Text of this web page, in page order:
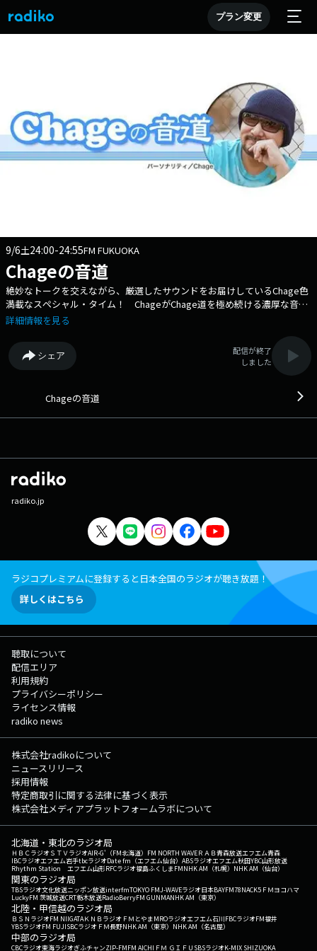
プラン変更
9/6土24:00-24:55FM FUKUOKA
Chageの音道
絶妙なトークを交えながら、厳選したサウンドをお届けしているChage色
満載なスペシャル・タイム！ ChageがChage道を極め続ける濃厚な音楽
番組は、2010年4月から毎週1回、Many Happyオン・エア！ アナタから
http://park.gsj.mobi/program/show/1974 メッセージフォーム：
https://form.audee.jp/chage/message
詳細情報を見る
シェア
配信が終了
しました
Chageの音道
radiko.jp
ラジコプレミアムに登録すると日本全国のラジオが聴き放題！
詳しくはこちら
聴取について
配信エリア
利用規約
プライバシーポリシー
ライセンス情報
radiko news
株式会社radikoについて
ニュースリリース
採用情報
特定商取引に関する法律に基づく表示
株式会社メディアプラットフォームラボについて
北海道・東北のラジオ局
ＨＢＣラジオＳＴＶラジオAIR-G'（FM北海道） FM NORTH WAVEＲＡＢ青森放送エフエム青森
IBCラジオエフエム岩手tbcラジオDate fm（エフエム仙台） ABSラジオエフエム秋田YBC山形放送
Rhythm Station エフエム山形RFCラジオ福島ふくしまFMNHK AM（札幌） NHK AM（仙台）
関東のラジオ局
TBSラジオ文化放送ニッポン放送interfmTOKYO FMJ-WAVEラジオ日本BAYFM78NACK5 ＦＭヨコハマ
LuckyFM 茨城放送CRT栃木放送RadioBerryFM GUNMANHK AM（東京）
北陸・甲信越のラジオ局
ＢＳＮラジオFM NIIGATAＫＮＢラジオ ＦＭとやまMROラジオエフエム石川FBCラジオFM福井
YBSラジオFM FUJISBCラジオ ＦＭ長野NHK AM（東京） NHK AM（名古屋）
中部のラジオ局
CBCラジオ東海ラジオぎふチャンZIP-FMFM AICHI ＦＭ ＧＩＦＵ SBSラジオK-MIX SHIZUOKA